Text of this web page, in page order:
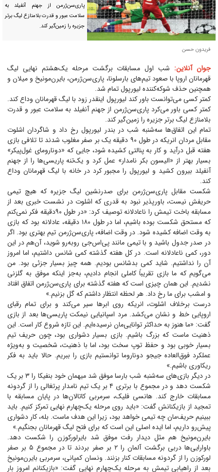
پاری‌سن‌ژرمن از جهنم آنفیلد به
سلامت عبور و قدرت بلامنازع لیگ برتر
جزیره را زمین‌گیر کند.
فریدون حسن
جوان آنلاین: شب اول مسابقات برگشت مرحله یک‌هشتم نهایی لیگ
قهرمانان اروپا با صعود تیم‌های بارسلونا، پاری‌سن‌ژرمن، بایرن‌مونیخ و میلان و
همچنین حذف شوکه‌کننده لیورپول تمام شد.
کمتر کسی می‌توانست باور کند لیورپول اینقدر زود با لیگ قهرمانان وداع کند.
کمتر کسی باور می‌کرد پاری‌سن‌ژرمن از جهنم آنفیلد به سلامت عبور و قدرت
بلامنازع لیگ برتر جزیره را زمین‌گیر کند.
تمام این اتفاق‌ها سه‌شنبه شب در بندر لیورپول رخ داد و شاگردان اشلوت
مقابل مردان انریکه در طول ۹۰ دقیقه یک بر صفر مغلوب شدند تا تلافی بازی
هفته قبل درآید و کار به پنالتی کشیده شود، جایی که «دونارومای غول‌پیکر»
بسیار بهتر از «الیسون بکر نامدار» عمل کرد و یک‌تنه پاریسی‌ها را از جهنم
آنفیلد بیرون کشید و لیورپول را مجبور کرد در خانه با لیگ قهرمانان وداع
کند.
شکست مقابل پاری‌سن‌ژرمن برای صدرنشین لیگ جزیره که هیچ تیمی
حریفش نیست، باورپذیر نبود به قدری که اشلوت در نشست خبری بعد از
مسابقه باخت تیمش را ناعادلانه توصیف کرد: «در طول ۹۰دقیقه فکر نمی‌کنم
که مستحق شکست بوده باشیم، اما در طول ۱۸۰ دقیقه، عادلانه بود که بازی
به وقت اضافه کشیده شود. در وقت اضافه، پاری‌سن‌ژرمن تیم بهتری بود. اگر
در صدر جدول باشید و با تیمی مانند پی‌اس‌جی روبه‌رو شوید، آن‌هم در این
دور، کمی ناعادلانه است. در کل هفته گذشته کمی شانس داشتیم، اما امروز
آن را نداشتیم. شاید کمی بدشانس بودیم. همه چیز بسیار جزئی بود. من
می‌گویم که ما بازی تقریباً کاملی انجام دادیم، به‌جز اینکه موفق به گلزنی
نشدیم. این همان چیزی است که هفته گذشته برای پاری‌سن‌ژرمن اتفاق افتاد
و امشب برای ما رخ داد. هر لحظه انتظار داشتم که گل بزنیم.»
درست برخلاف اشلوت، انریکه روی ابر‌ها سیر می‌کند و برای تمام رقبای
اروپایی خط و نشان می‌کشد. مرد اسپانیایی نیمکت پاریسی‌ها بعد از بازی
گفت: «ما هنوز به حداکثر توانایی‌مان نرسیده‌ایم. این تازه شروع کار است. این
ذهنیت ماست که بزرگ باشیم. بازی بسیار دشواری بود، چون حریف تیم
بسیار خوبی بود و حفظ توپ سخت بود، اما با ذهنیت، شخصیت و به‌ویژه
عملکرد فوق‌العاده جیجو دوناروما توانستیم بازی را ببریم. حالا باید به فکر
ریکاوری باشیم.»
در دیگر بازی‌های سه‌شنبه شب بارسا موفق شد میهمان خود بنفیکا را ۳ بر یک
شکست دهد و در مجموع با برتری ۴ بر یک تیم نامدار پرتغالی را از گردونه
مسابقات خارج کند. هانسی فلیک، سرمربی کاتالان‌ها در پایان مسابقه با
تمجید از بازیکنانش گفت: «باید روی مرحله یک‌چهارم نهایی تمرکز کنیم. باید
ببینیم حریف‌مان چه تیمی خواهد بود، زیرا این هدف ماست. بله، کار دشواری
پیش‌رو داریم، اما ایده اصلی این است که برای فتح لیگ قهرمانان بجنگیم.»
بایرن‌مونیخ هم مثل دیدار رفت موفق شد بایرلورکوزن را شکست دهد.
باوارایی‌ها دربی برگشت آلمان را ۲ بر صفر بردند تا در مجموع ۵ بر صفر
لورکوزن را از گردونه مسابقات کنار بزنند. ونسان کمپانی، سرمربی بایرن‌مونیخ
بعد از راهیابی تیمش به مرحله یک‌چهارم نهایی گفت: «بازیکنانم امروز بار